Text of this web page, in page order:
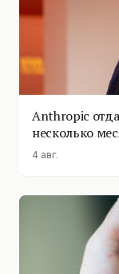
Anthropic
несколько
4 авг.